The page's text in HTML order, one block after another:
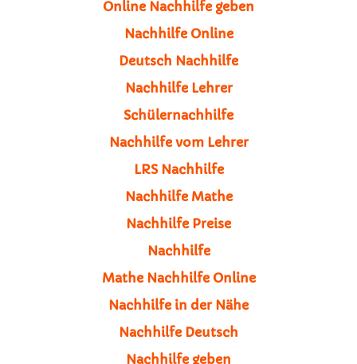
Online Nachhilfe geben
Nachhilfe Online
Deutsch Nachhilfe
Nachhilfe Lehrer
Schülernachhilfe
Nachhilfe vom Lehrer
LRS Nachhilfe
Nachhilfe Mathe
Nachhilfe Preise
Nachhilfe
Mathe Nachhilfe Online
Nachhilfe in der Nähe
Nachhilfe Deutsch
Nachhilfe geben